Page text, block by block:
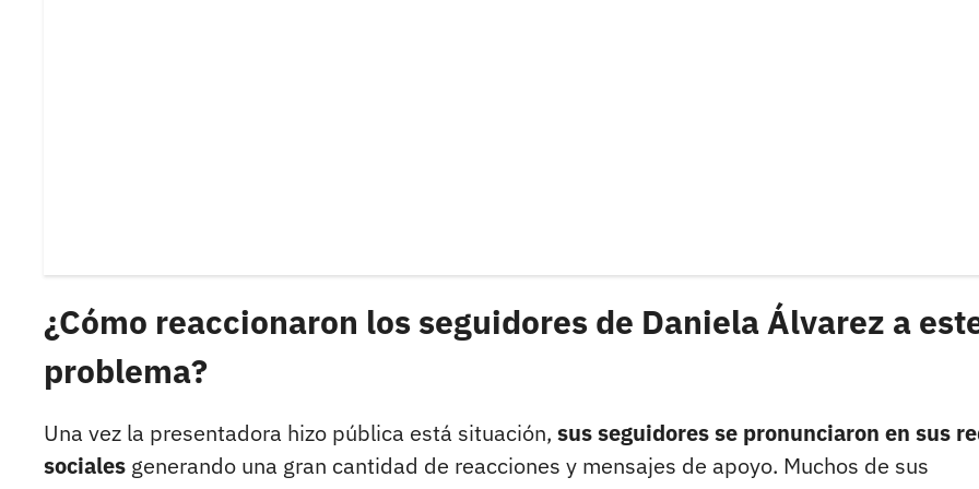
¿Cómo reaccionaron los seguidores de Daniela Álvarez a
problema?
Una vez la presentadora hizo pública está situación, sus seguidores se pronunciaron en sus
sociales generando una gran cantidad de reacciones y mensajes de apoyo. Muchos de sus